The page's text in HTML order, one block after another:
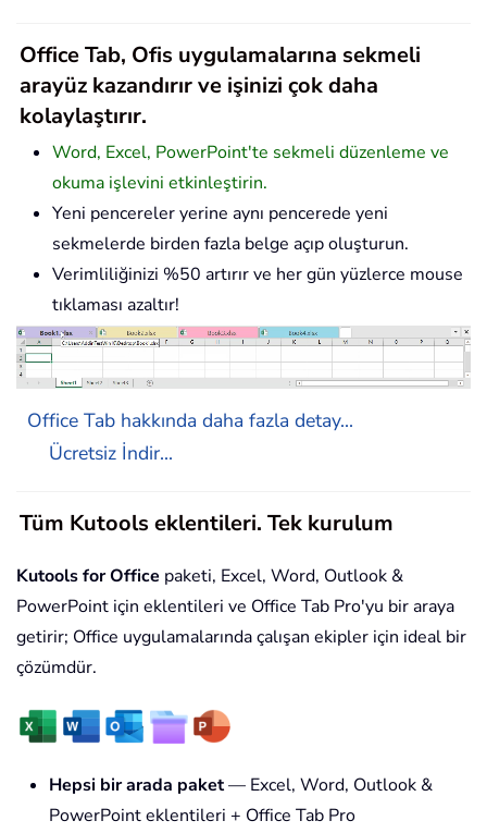
Office Tab, Ofis uygulamalarına sekmeli
arayüz kazandırır ve işinizi çok daha
kolaylaştırır.
Word, Excel, PowerPoint'te sekmeli düzenleme ve
okuma işlevini etkinleştirin.
Yeni pencereler yerine aynı pencerede yeni
sekmelerde birden fazla belge açıp oluşturun.
Verimliliğinizi %50 artırır ve her gün yüzlerce mouse
tıklaması azaltır!
Office Tab hakkında daha fazla detay...
Ücretsiz İndir...
Tüm Kutools eklentileri. Tek kurulum
Kutools for Office paketi, Excel, Word, Outlook &
PowerPoint için eklentileri ve Office Tab Pro'yu bir araya
getirir; Office uygulamalarında çalışan ekipler için ideal bir
çözümdür.
Hepsi bir arada paket— Excel, Word, Outlook &
PowerPoint eklentileri + Office Tab Pro